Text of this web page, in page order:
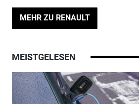
MEHR ZU RENAULT
MEISTGELESEN